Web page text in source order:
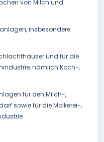
von Milch und
insbesondere
und für die
nämlich Koch-,
für den Milch-,
sowie für die Molkerei-,